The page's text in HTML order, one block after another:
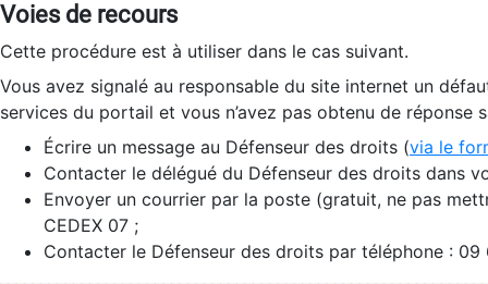
Voies de recours
Cette procédure est à utiliser dans le cas suivant.
Vous avez signalé au responsable du site internet un
services du portail et vous n’avez pas obtenu de réponse
Écrire un message au Défenseur des droits (via le
Contacter le délégué du Défenseur des droits dans
Envoyer un courrier par la poste (gratuit, ne pas
CEDEX 07 ;
Contacter le Défenseur des droits par téléphone :